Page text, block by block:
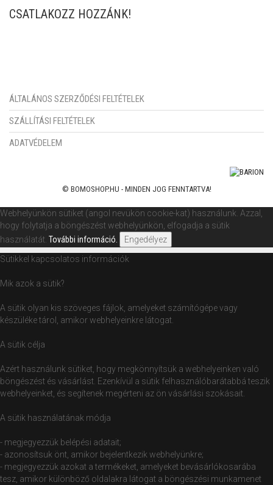
CSATLAKOZZ HOZZÁNK!
ÁLTALÁNOS SZERZŐDÉSI FELTÉTELEK
SZÁLLÍTÁSI FELTÉTELEK
ADATVÉDELEM
© BOMOSHOP.HU - MINDEN JOG FENNTARTVA!
Webhelyünkön sütiket (angol nevükön cookie-kat) használunk. Azzal,
hogy folytatja a böngészést webhelyünkön, elfogadja a sütik
használatát. További információ. Engedélyez
Sütikkel kapcsolatos információk
Mik azok a sütik?
A sütik olyan kis szöveges fájlok, amelyeket számítógépe vagy
készüléke tárol, amikor webhelyeinkre látogat.
A sütik célja
Azért használunk sütiket, hogy megkönnyítsük a webhelyeinken való
böngészést és vásárlást. Ezenkívül a sütik felhasználóbarátabbá teszik
webhelyeinket, és segítenek megérteni az ön vásárlási szokásait.
A sütik használatának módja
- megjegyezzük belépési adatait;
- azonosítsuk önt, amikor bejelentkezik webhelyünkre;
- megjegyezzük azokat a termékeket, amelyeket bevásárlókosarába
tesz, amikor különböző oldalakra látogat a böngészési munkamenet